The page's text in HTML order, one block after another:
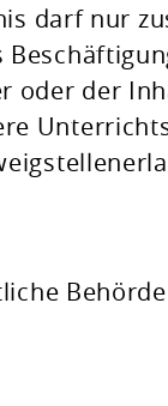
darf nur
oder der